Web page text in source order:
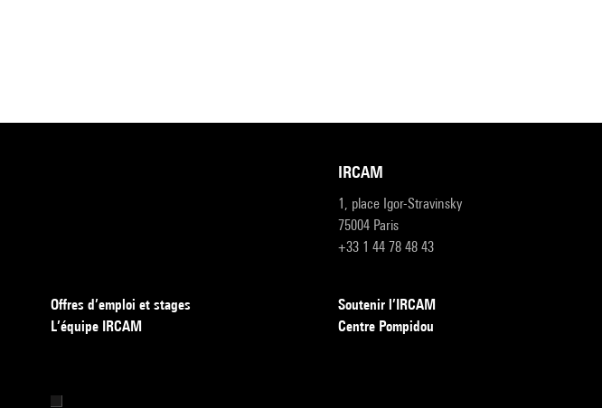
IRCAM
1, place Igor-Stravinsky
75004 Paris
+33 1 44 78 48 43
Offres d’emploi et stages
L’équipe IRCAM
Soutenir l’IRCAM
Centre Pompidou